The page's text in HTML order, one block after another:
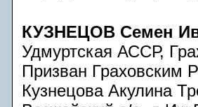
КУЗНЕЦОВ Семен
Удмуртская АССР,
Призван Граховским
Кузнецова Акулина